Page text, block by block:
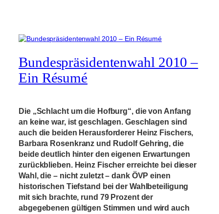
Bundespräsidentenwahl 2010 –
Ein Résumé
Die „Schlacht um die Hofburg“, die von Anfang
an keine war, ist geschlagen. Geschlagen sind
auch die beiden Herausforderer Heinz Fischers,
Barbara Rosenkranz und Rudolf Gehring, die
beide deutlich hinter den eigenen Erwartungen
zurückblieben. Heinz Fischer erreichte bei dieser
Wahl, die – nicht zuletzt – dank ÖVP einen
historischen Tiefstand bei der Wahlbeteiligung
mit sich brachte, rund 79 Prozent der
abgegebenen gültigen Stimmen und wird auch